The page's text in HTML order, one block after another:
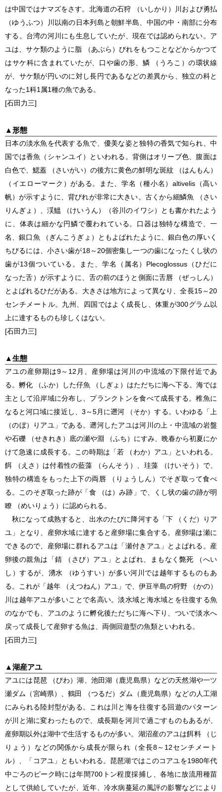
は中国ではナマズをさす。北海道の石狩 （いしかり）川および勇払
（ゆうふつ）川以南の日本列島と朝鮮半島、中国の中・南部に分布
する。台湾の河川にも生息していたが、現在では認められない。ア
ユは、サケ類のように脂 （あぶら）びれをもつことなどからかつて
はサケ科に含まれていたが、口や歯の形、鱗 （うろこ）の環状線
が、サケ類が円いのに対し長円であるなどの差異から、独立の科と
なった1科1属1種の魚である。
[石田力三]
▲形態
日本の淡水魚を代表する魚で、優美な姿と独特の香気で知られ、中
国では香魚（シャンユイ）といわれる。背側はオリーブ色、腹面は
白色で、鰓蓋 （さいがい）の後方に黄色の鮮明な斑紋 （はんもん）
（イエローマーク）がある。また、学名（種小名） altivelis（高い
帆）が示すように、背びれが非常に大きい。古くから細鱗魚 （さい
りんぎょ）、渓鰮 （けいうん）（谷川のイワシ）とも書かれたよう
に、体表は細かな円鱗で覆われている。口器は独特な構造で、一
名、銀口魚 （ぎんこうぎょ）ともよばれたように、銀白色の厚いく
ちびるには、小さい歯が18～20個密集し一つの歯になったくし状の
歯が13個ついている。また、学名（属名） Plecoglossus （ひだに
なった舌）が示すように、舌の前のほうと側面に舌唇 （ぜっしん）
とよばれるひだがある。大きさは地方によって異なり、全長15～20
センチメートル。九州、四国ではよく成長し、体重が300グラム以
上に達するものも珍しくはない。
[石田力三]
▲生態
アユの産卵期は9～12月、産卵場は河川の中流域の下限付近であ
る。孵化 （ふか）した仔魚 （しぎょ）はただちに海へ下る。海では
主として沿岸域に分布し、プランクトンを食べて成長する。稚魚に
なると河口域に接近し、3～5月に遡河 （そか）する。いわゆる「上
（のぼ）りアユ」である。遡河したアユは河川の上・中流域の岩盤
や石礫 （せきれき）底の瀬や淵 （ふち）にすみ、晩春から初夏にか
けて急速に成長する。この時期は「若 （わか）アユ」といわれる。
餌 （えさ）は付着性の藍藻 （らんそう）、珪藻 （けいそう）で、
独特の構造をもった上下の両唇 （りょうしん）でそぎ取って食べ
る。このそぎ取った跡が「食 （は）み跡」で、くし状の歯の跡が明
瞭 （めいりょう）に認められる。
秋になって成熟すると、出水のたびに降河する「下 （くだ）りア
ユ」となり、産卵水域に達すると産卵場に集合する。産卵場は瀬に
できるので、産卵場に群れるアユは「瀬付きアユ」とよばれる。産
卵後の親魚は「錆 （さび）アユ」とよばれ、まもなく斃死 （へい
し）するが、湧水 （ゆうすい）が多い河川では越年するものもあ
る。これが「越年 （えつねん）アユ」で、伊豆半島の狩野 （かの）
川は越年アユが多いことで名高い。淡水域と海水域とを往復する魚
のなかでも、アユのように孵化後ただちに海へ下り、ついで淡水へ
戻って成長して産卵する魚は、両側回遊型の魚類といわれる。
[石田力三]
▲湖産アユ
アユには琵琶 （びわ）湖、池田湖（鹿児島県）などの天然湖や一ツ
瀬ダム（宮崎県）、鶴田 （つるだ）ダム（鹿児島県）などの人工湖
にみられる陸封型がある。これは川と海を往復する回遊のパターン
が川と湖に変わったもので、成長期を河川で過ごすものもあるが、
産卵期以外は湖中で生活するものが多い。湖沼産のアユは餌料 （じ
りょう）などの関係から成長が限られ（全長8～12センチメート
ル）、「コアユ」ともいわれる。琵琶湖ではこのコアユを1980年代
中ごろのピーク時には年間700トン程度採捕し、各地に放流用種苗
として供給していたが、近年、冷水病蔓延の風評の影響などにより